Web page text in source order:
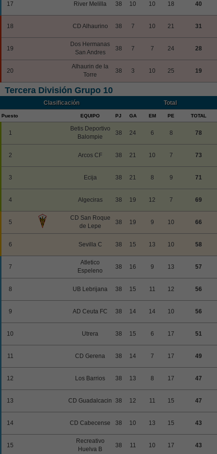
17 River Melilla 38 10 10 18 40
18 CD Alhaurino 38 7 10 21 31
19
Dos Hermanas
San Andres
38 7 7 24 28
20
Alhaurin de la
Torre
38 3 10 25 19
Tercera División Grupo 10
Clasificación Total
Puesto EQUIPO PJ GA EM PE TOTAL
1
Betis Deportivo
Balompie
38 24 6 8 78
2 Arcos CF 38 21 10 7 73
3 Ecija 38 21 8 9 71
4 Algeciras 38 19 12 7 69
5
CD San Roque
de Lepe
38 19 9 10 66
6 Sevilla C 38 15 13 10 58
7
Atletico
Espeleno
38 16 9 13 57
8 UB Lebrijana 38 15 11 12 56
9 AD Ceuta FC 38 14 14 10 56
10 Utrera 38 15 6 17 51
11 CD Gerena 38 14 7 17 49
12 Los Barrios 38 13 8 17 47
13 CD Guadalcacin 38 12 11 15 47
14 CD Cabecense 38 10 13 15 43
15
Recreativo
Huelva B
38 11 10 17 43